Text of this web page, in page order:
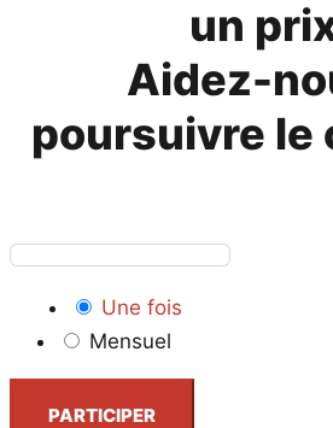
un
Aidez-
poursuivre le
Une fois
Mensuel
PARTICIPER